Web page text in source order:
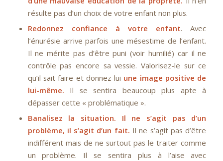
résulte pas d’un choix de votre enfant non plus.
Redonnez confiance à votre enfant. Avec
l’énurésie arrive parfois une mésestime de l’enfant.
Il ne mérite pas d’être puni (voir humilié) car il ne
contrôle pas encore sa vessie. Valorisez-le sur ce
qu’il sait faire et donnez-lui une image positive de
lui-même. Il se sentira beaucoup plus apte à
dépasser cette « problématique ».
Banalisez la situation. Il ne s’agit pas d’un
problème, il s’agit d’un fait. Il ne s’agit pas d’être
indifférent mais de ne surtout pas le traiter comme
un problème. Il se sentira plus à l’aise avec